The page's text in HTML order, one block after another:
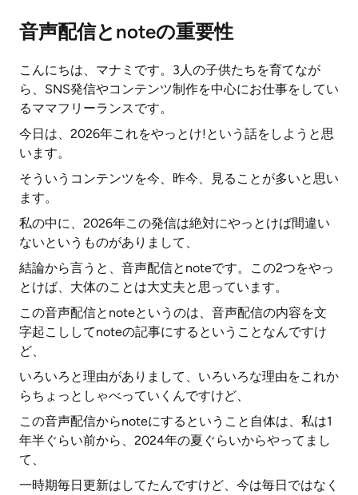
音声配信とnoteの重要性
こんにちは、マナミです。3人の子供たちを育てなが
ら、SNS発信やコンテンツ制作を中心にお仕事をしてい
るママフリーランスです。
今日は、2026年これをやっとけ!という話をしようと思
います。
そういうコンテンツを今、昨今、見ることが多いと思い
ます。
私の中に、2026年この発信は絶対にやっとけば間違い
ないというものがありまして、
結論から言うと、音声配信とnoteです。この2つをやっ
とけば、大体のことは大丈夫と思っています。
この音声配信とnoteというのは、音声配信の内容を文
字起こししてnoteの記事にするということなんですけ
ど、
いろいろと理由がありまして、いろいろな理由をこれか
らちょっとしゃべっていくんですけど、
この音声配信からnoteにするということ自体は、私は1
年半ぐらい前から、2024年の夏ぐらいからやってまし
て、
一時期毎日更新はしてたんですけど、今は毎日ではなく